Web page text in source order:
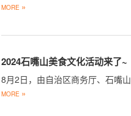
MORE »
2024石嘴山美食文化活动来了~
8月2日，由自治区商务厅、石嘴
MORE »